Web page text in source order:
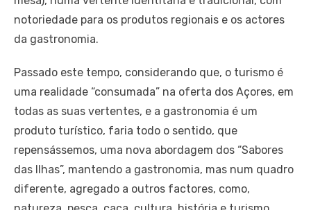
notoriedade para os produtos regionais e os actores
da gastronomia.
Passado este tempo, considerando que, o turismo é
uma realidade “consumada” na oferta dos Açores, em
todas as suas vertentes, e a gastronomia é um
produto turístico, faria todo o sentido, que
repensássemos, uma nova abordagem dos “Sabores
das Ilhas”, mantendo a gastronomia, mas num quadro
diferente, agregado a outros factores, como,